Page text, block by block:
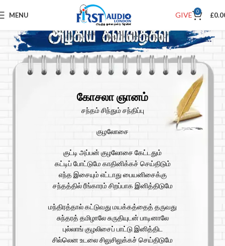
MENU GIVE 0 £
கோசலா ஞானம்
சந்தம் சிந்தும் சந்திப்பு
குழலோசை
குட்டி அப்பன் குழலோசை கேட்டதும்
கட்டிப் போட்டுமே காதினிக்கச் செய்திடும்
எந்த இசையும் எட்டாது பையனிசைக்கு
சந்தத்தில் ரீங்காரம் சிறப்பாக இனித்திடுமே
மந்திரத்தால் கட்டுவது மயக்கத்தைத் தருவது
சுந்தரத் தமிழாலே சுருதியுடன் பாடினாலே
புல்லாங் குழலிசைப் பாட்டு இனித்திட
சில்லென உடலை சிலுசிலுக்கச் செய்திடுமே